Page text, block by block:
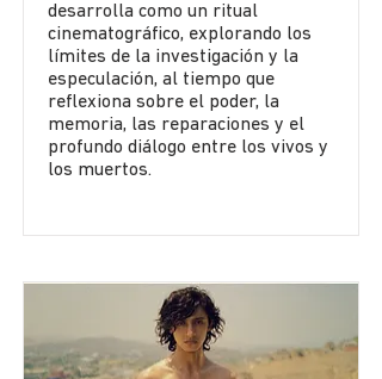
desarrolla como un ritual
cinematográfico, explorando los
límites de la investigación y la
especulación, al tiempo que
reflexiona sobre el poder, la
memoria, las reparaciones y el
profundo diálogo entre los vivos y
los muertos.